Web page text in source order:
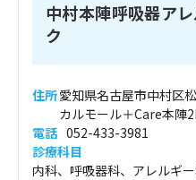
中村本陣呼吸器ア
ク
住所愛知県名古屋市中村区
カルモール＋Care本陣
電話 052-433-3981
診療科目
内科、呼吸器科、アレルギ